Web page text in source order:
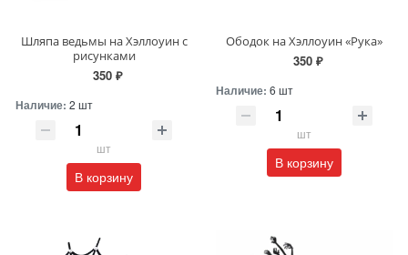
Шляпа ведьмы на Хэллоуин с
рисунками
350 ₽
Наличие: 2 шт
шт
В корзину
Ободок на Хэллоуин «Рука»
350 ₽
Наличие: 6 шт
шт
В корзину